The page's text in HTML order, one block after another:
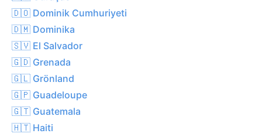
🇩🇴 Dominik Cumhuriyeti
🇩🇲 Dominika
🇸🇻 El Salvador
🇬🇩 Grenada
🇬🇱 Grönland
🇬🇵 Guadeloupe
🇬🇹 Guatemala
🇭🇹 Haiti